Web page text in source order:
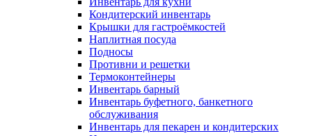
Кондитерский инвентарь
Крышки для гастроёмкостей
Наплитная посуда
Подносы
Противни и решетки
Термоконтейнеры
Инвентарь барный
Инвентарь буфетного, банкетного
обслуживания
Инвентарь для пекарен и кондитерских